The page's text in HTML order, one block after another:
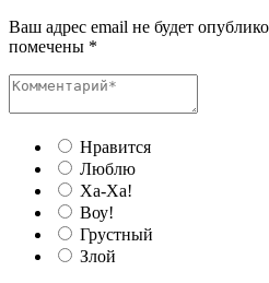
Ваш адрес email не будет
помечены *
Нравится
Люблю
Ха-Ха!
Воу!
Грустный
Злой